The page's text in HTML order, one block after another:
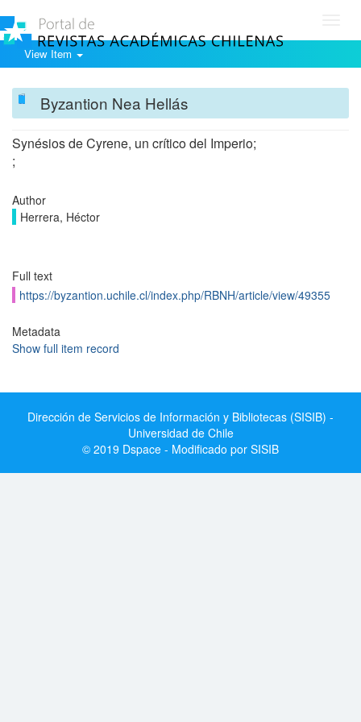
View Item
Byzantion Nea Hellás
Synésios de Cyrene, un crítico del Imperio;
;
Author
Herrera, Héctor
Full text
https://byzantion.uchile.cl/index.php/RBNH/article/view/49355
Metadata
Show full item record
Dirección de Servicios de Información y Bibliotecas (SISIB) -
Universidad de Chile
© 2019 Dspace - Modificado por SISIB